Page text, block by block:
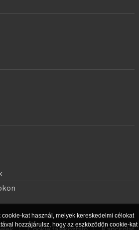
kat használ, melyek kereskedelmi célokat
hozzájárulsz, hogy az eszközödön cookie-kat